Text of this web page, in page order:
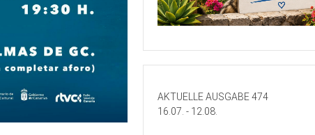
AKTUELLE AUSGABE 474
16.07. - 12.08.